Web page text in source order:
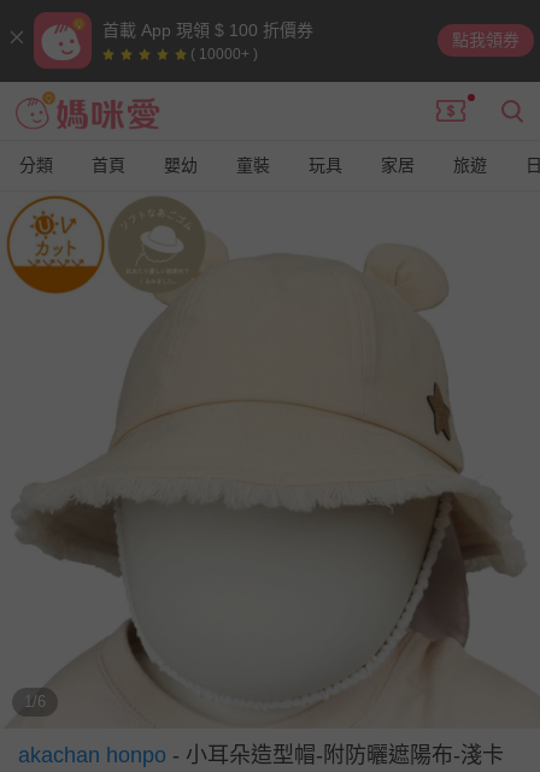
首載 App 現領 $ 100 折價券
( 10000+ )
點我領券
分類 首頁 嬰幼 童裝 玩具 家居 旅遊
1/6
akachan honpo - 小耳朵造型帽-附防曬遮陽布-淺卡